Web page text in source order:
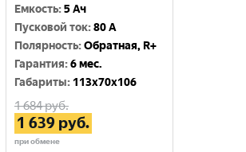
Емкость:5 Ач
Пусковой ток:80 A
Полярность:Обратная, R+
Гарантия:6 мес.
Габариты: 113x70x106
1 684руб.
1 639 руб.
при обмене